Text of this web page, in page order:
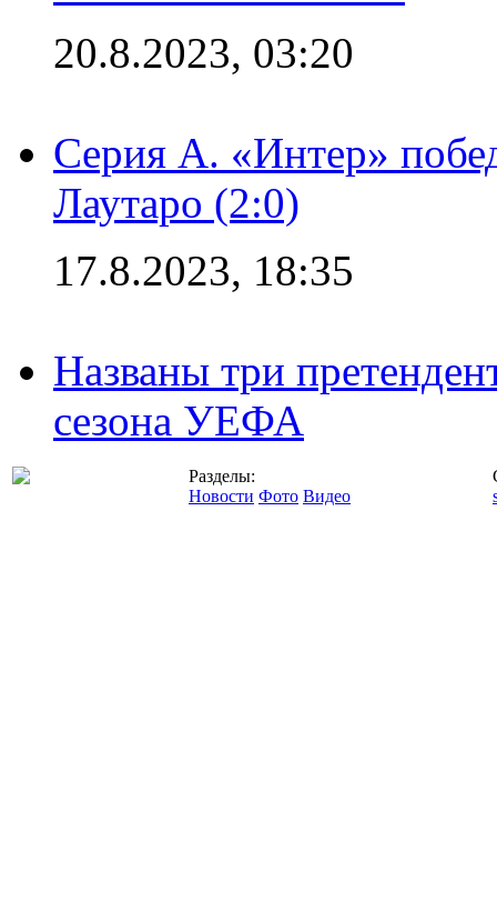
20.8.2023, 03:20
Серия А. «Интер»
Лаутаро (2:0)
17.8.2023, 18:35
Названы три
сезона УЕФА
Разделы:
Новости Фото Видео